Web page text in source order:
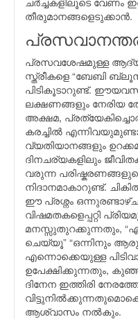
തീരുമാനങ്ങളെടുക്കാന്‍.
പ്രസവശേഷമുള്ള
സ്ത്രീകളെ “ബേബി
പിടികൂടാറുണ്ട്.
ലക്ഷണങ്ങളും നേരിയ
അക്ഷമ,
കരച്ചില്‍
വ്യതിയാനങ്ങളും
ദിനചര്യകളിലും
വരുന്ന
നിദാനമാകാറുണ്ട്.
ഈ പ്രശ്നം
വിഷമതകളെപ്പറ്റി
മനസ്സുതുറക്കുന്നതും,
ചെയ്യൂ” “ഒന്നിനും
എന്നൊക്കെയുള്ള
ഉപേക്ഷിക്കുന്നതും,
ദിനേന ഇത്തിരി
ആശ്വാസം നല്‍കും.